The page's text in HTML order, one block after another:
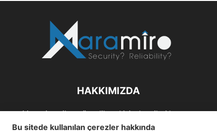
HAKKIMIZDA
Maramiro; siber güvenlik ve kişisel verileri koruma
alanlarıın sağlıklı büyümelerine odaklanarak bu sektörlerle
Bu sitede kullanılan çerezler hakkında